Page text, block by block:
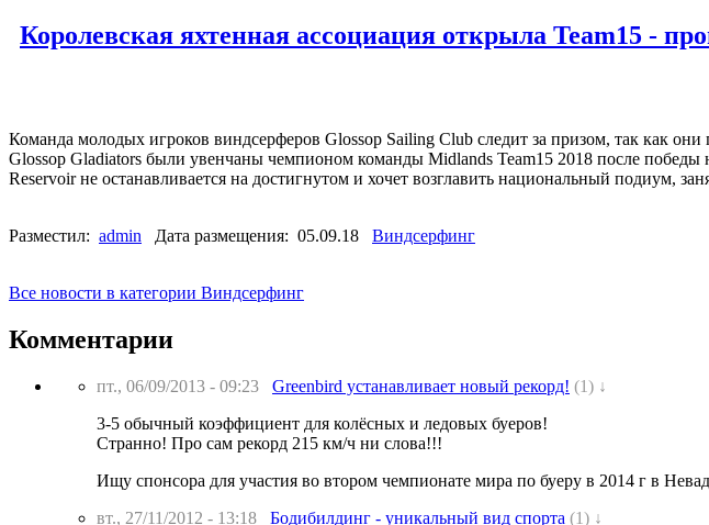
Королевская яхтенная ассоциация открыла Team15 -
Команда молодых игроков виндсерферов Glossop Sailing Club следит за призом, так как
Glossop Gladiators были увенчаны чемпионом команды Midlands Team15 2018 после
Reservoir не останавливается на достигнутом и хочет возглавить национальный подиум,
Разместил: admin Дата размещения: 05.09.18 Виндсерфинг
Все новости в категории Виндсерфинг
Комментарии
пт., 06/09/2013 - 09:23 Greenbird устанавливает новый рекорд! (1) ↓
3-5 обычный коэффициент для колёсных и ледовых буеров!
Странно! Про сам рекорд 215 км/ч ни слова!!!
Ищу спонсора для участия во втором чемпионате мира по буеру в 2014 г в
вт., 27/11/2012 - 13:18
Бодибилдинг - уникальный вид спорта (1) ↓